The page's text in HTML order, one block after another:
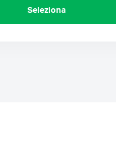
Seleziona